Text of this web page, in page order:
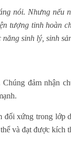
nói. Nhưng nếu
tượng tinh hoàn
sinh lý, sinh
đảm nhận
đối xứng trong lớp
và đạt được kích